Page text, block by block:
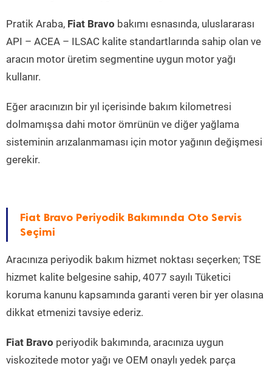
Pratik Araba, Fiat Bravo bakımı esnasında, uluslararası
API – ACEA – ILSAC kalite standartlarında sahip olan ve
aracın motor üretim segmentine uygun motor yağı
kullanır.
Eğer aracınızın bir yıl içerisinde bakım kilometresi
dolmamışsa dahi motor ömrünün ve diğer yağlama
sisteminin arızalanmaması için motor yağının değişmesi
gerekir.
Fiat Bravo Periyodik Bakımında Oto Servis
Seçimi
Aracınıza periyodik bakım hizmet noktası seçerken; TSE
hizmet kalite belgesine sahip, 4077 sayılı Tüketici
koruma kanunu kapsamında garanti veren bir yer olasına
dikkat etmenizi tavsiye ederiz.
Fiat Bravo periyodik bakımında, aracınıza uygun
viskozitede motor yağı ve OEM onaylı yedek parça